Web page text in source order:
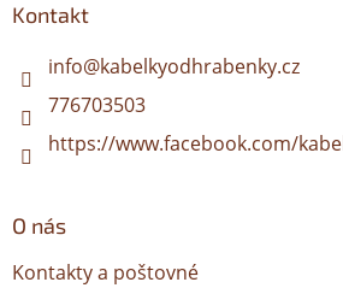
Kontakt
info@kabelkyodhrabenky.cz
776703503
https://www.facebook.com/
O nás
Kontakty a poštovné